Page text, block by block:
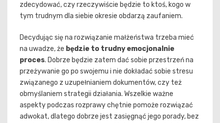
zdecydować, czy rzeczywiście będzie to ktoś, kogo w
tym trudnym dla siebie okresie obdarzą zaufaniem.
Decydując się na rozwiązanie małżeństwa trzeba mieć
na uwadze, że będzie to trudny emocjonalnie
proces. Dobrze będzie zatem dać sobie przestrzeń na
przeżywanie go po swojemu i nie dokładać sobie stresu
związanego z uzupełnianiem dokumentów, czy też
obmyślaniem strategii działania. Wszelkie ważne
aspekty podczas rozprawy chętnie pomoże rozwiązać
adwokat, dlatego dobrze jest zasięgnąć jego porady, bez